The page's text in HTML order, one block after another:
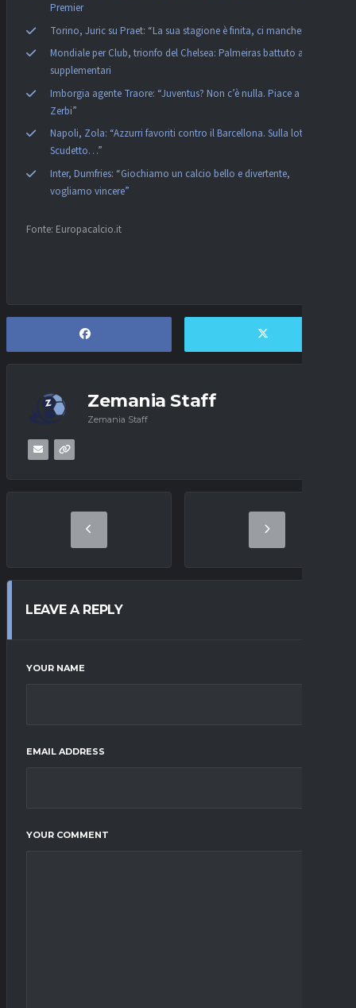
Premier
Torino, Juric su Praet: “La sua stagione è finita, ci mancherà”
Mondiale per Club, trionfo del Chelsea: Palmeiras battuto ai
supplementari
Imborgia agente Traore: “Juventus? Non c’è nulla. Piace a De
Zerbi”
Napoli, Zola: “Azzurri favoriti contro il Barcellona. Sulla lotta
Scudetto…”
Inter, Dumfries: “Giochiamo un calcio bello e divertente,
vogliamo vincere”
Fonte: Europacalcio.it
Zemania Staff
Zemania Staff
LEAVE A REPLY
YOUR NAME
EMAIL ADDRESS
YOUR COMMENT